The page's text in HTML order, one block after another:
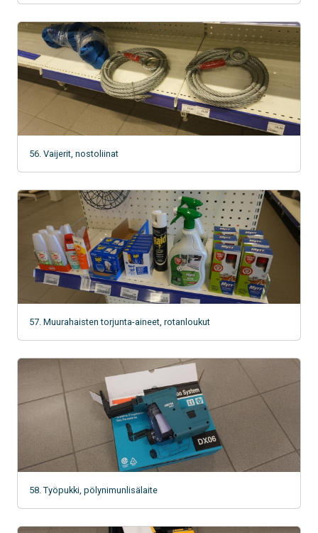
56. Vaijerit, nostoliinat
57. Muurahaisten torjunta-aineet, rotanloukut
58. Työpukki, pölynimunlisälaite